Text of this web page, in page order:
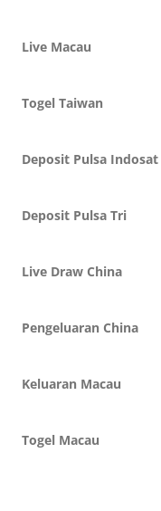
Live Macau
Togel Taiwan
Deposit Pulsa Indosat
Deposit Pulsa Tri
Live Draw China
Pengeluaran China
Keluaran Macau
Togel Macau